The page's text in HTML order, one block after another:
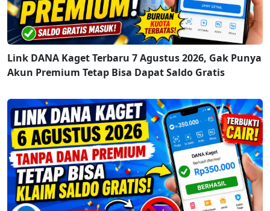
Link DANA Kaget Terbaru 7 Agustus 2026, Gak Punya
Akun Premium Tetap Bisa Dapat Saldo Gratis